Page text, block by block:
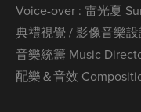
Voice-over : 雷光夏
典禮視覺 / 影像音樂
音樂統籌 Music
配樂＆音效